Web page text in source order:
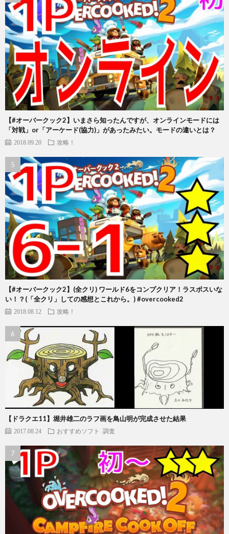
【#オーバークック2】いまさら知ったんですが、オンラインモードには
「対戦」or「アーケード(協力)」があったみたい。モードの違いとは？
2018.09.20 攻略！
【#オーバークック2】(全クリ) ワールド6をコンプクリア！ラスボスいな
い！？(「全クリ」しての感想とこれから。) #overcooked2
2018.08.12 攻略！
【ドラクエ11】堀井雄二のラフ画を鳥山明が完成させた結果
2017.08.24 おすすめソフト 調査